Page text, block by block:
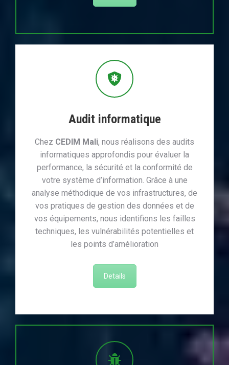
Audit informatique
Chez CEDIM Mali, nous réalisons des audits
informatiques approfondis pour évaluer la
performance, la sécurité et la conformité de
votre système d’information. Grâce à une
analyse méthodique de vos infrastructures, de
vos pratiques de gestion des données et de
vos équipements, nous identifions les failles
techniques, les vulnérabilités potentielles et
les points d’amélioration
Details